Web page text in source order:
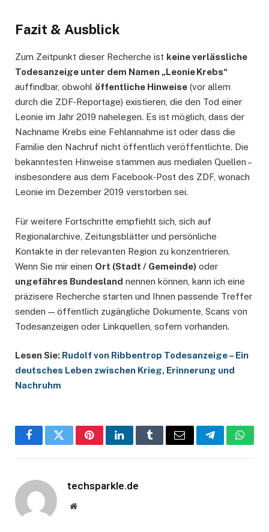
Fazit & Ausblick
Zum Zeitpunkt dieser Recherche ist keine verlässliche
Todesanzeige unter dem Namen „Leonie Krebs“
auffindbar, obwohl öffentliche Hinweise (vor allem
durch die ZDF‑Reportage) existieren, die den Tod einer
Leonie im Jahr 2019 nahelegen. Es ist möglich, dass der
Nachname Krebs eine Fehlannahme ist oder dass die
Familie den Nachruf nicht öffentlich veröffentlichte. Die
bekanntesten Hinweise stammen aus medialen Quellen –
insbesondere aus dem Facebook‑Post des ZDF, wonach
Leonie im Dezember 2019 verstorben sei.
Für weitere Fortschritte empfiehlt sich, sich auf
Regionalarchive, Zeitungsblätter und persönliche
Kontakte in der relevanten Region zu konzentrieren.
Wenn Sie mir einen Ort (Stadt / Gemeinde) oder
ungefähres Bundesland nennen können, kann ich eine
präzisere Recherche starten und Ihnen passende Treffer
senden — öffentlich zugängliche Dokumente, Scans von
Todesanzeigen oder Linkquellen, sofern vorhanden.
Lesen Sie: Rudolf von Ribbentrop Todesanzeige – Ein
deutsches Leben zwischen Krieg, Erinnerung und
Nachruhm
FacebookTwitterPinterestLinkedInTumblrEmail Telegram
techsparkle.de
Website